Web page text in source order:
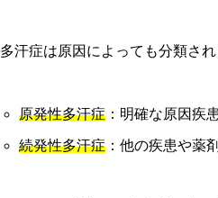
多汗症は原因によっても分類され
原発性多汗症：明確な原因疾
続発性多汗症：他の疾患や薬